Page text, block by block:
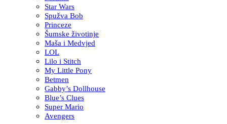
Star Wars
Spužva Bob
Princeze
Šumske životinje
Maša i Medvjed
LOL
Lilo i Stitch
My Little Pony
Betmen
Gabby’s Dollhouse
Blue’s Clues
Super Mario
Avengers